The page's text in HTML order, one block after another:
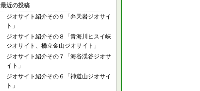
最近の投稿
ジオサイト紹介その９「弁天岩ジオサイ
ト」
ジオサイト紹介その８「青海川ヒスイ峡
ジオサイト、橋立金山ジオサイト」
ジオサイト紹介その７「海谷渓谷ジオサ
イト」
ジオサイト紹介その６「神道山ジオサイ
ト」